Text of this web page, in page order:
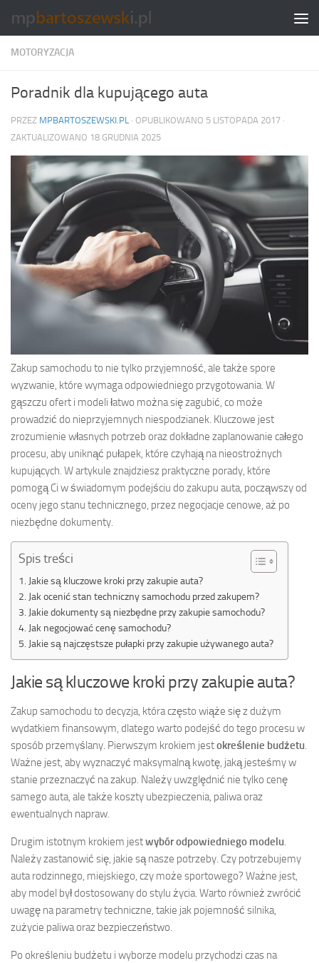
Skip to content
MOTORYZACJA
Poradnik dla kupującego auta
PRZEZ MPBARTOSZEWSKI.PL · OPUBLIKOWANO 5 LISTOPADA 2017 ·
ZAKTUALIZOWANO 18 GRUDNIA 2025
Zakup samochodu to nie tylko przyjemność, ale także spore
wyzwanie, które wymaga odpowiedniego przygotowania. W
gąszczu ofert i modeli łatwo można się zagubić, co może
prowadzić do nieprzyjemnych niespodzianek. Kluczowe jest
zrozumienie własnych potrzeb oraz dokładne zaplanowanie całego
procesu, aby uniknąć pułapek, które czyhają na nieostrożnych
kupujących. W artykule znajdziesz praktyczne porady, które
pomogą Ci w świadomym podejściu do zakupu auta, począwszy od
oceny jego stanu technicznego, przez negocjacje cenowe, aż po
niezbędne dokumenty.
Spis treści
Jakie są kluczowe kroki przy zakupie auta?
Jak ocenić stan techniczny samochodu przed zakupem?
Jakie dokumenty są niezbędne przy zakupie samochodu?
Jak negocjować cenę samochodu?
Jakie są najczęstsze pułapki przy zakupie używanego auta?
Jakie są kluczowe kroki przy zakupie auta?
Zakup samochodu to decyzja, która często wiąże się z dużym
wydatkiem finansowym, dlatego warto podejść do tego procesu w
sposób przemyślany. Pierwszym krokiem jestokreślenie budżetu.
Ważne jest, aby wyznaczyć maksymalną kwotę, jaką jesteśmy w
stanie przeznaczyć na zakup. Należy uwzględnić nie tylko cenę
samego auta, ale także koszty ubezpieczenia, paliwa oraz
ewentualnych napraw.
Drugim istotnym krokiem jestwybór odpowiedniego modelu.
Należy zastanowić się, jakie są nasze potrzeby. Czy potrzebujemy
auta rodzinnego, miejskiego, czy może sportowego? Ważne jest,
aby model był dostosowany do stylu życia. Warto również zwrócić
uwagę na parametry techniczne, takie jak pojemność silnika,
zużycie paliwa oraz bezpieczeństwo.
Po określeniu budżetu i wyborze modelu przychodzi czas na